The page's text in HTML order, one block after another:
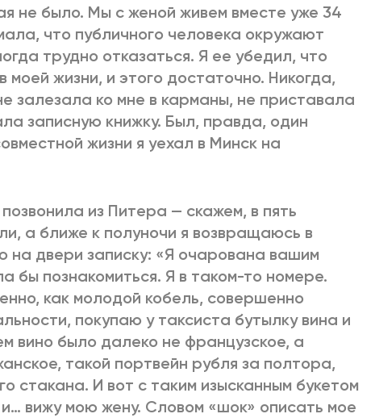
не было. Мы с женой живем вместе уже 34
что публичного человека окружают
трудно отказаться. Я ее убедил, что
жизни, и этого достаточно. Никогда,
залезала ко мне в карманы, не приставала
записную книжку. Был, правда, один
жизни я уехал в Минск на
из Питера — скажем, в пять
а ближе к полуночи я возвращаюсь в
на двери записку: «Я очарована вашим
бы познакомиться. Я в таком-то номере.
как молодой кобель, совершенно
покупаю у таксиста бутылку вина и
вино было далеко не французское, а
такой портвейн рубля за полтора,
стакана. И вот с таким изысканным букетом
и… вижу мою жену. Словом «шок» описать мое